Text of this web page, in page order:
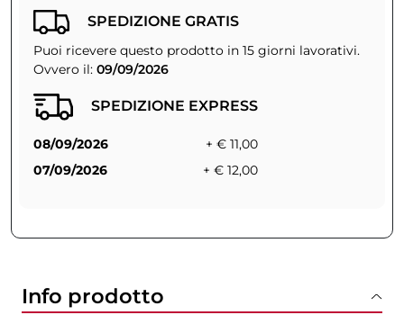
SPEDIZIONE GRATIS
Puoi ricevere questo prodotto in 15 giorni lavorativi.
Ovvero il: 09/09/2026
SPEDIZIONE EXPRESS
08/09/2026
+ € 11,00
07/09/2026
+ € 12,00
Info prodotto